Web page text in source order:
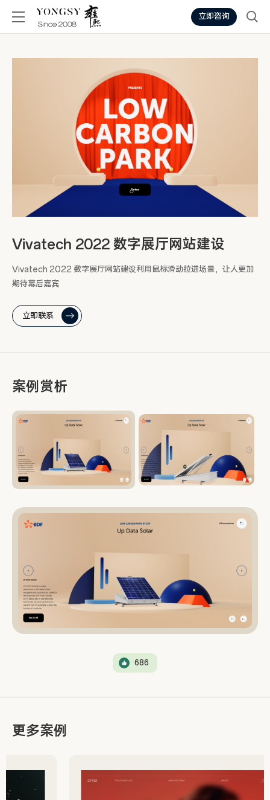
立即咨询
Vivatech 2022 数字展厅网站建设
Vivatech 2022 数字展厅网站建设利用鼠标滑动拉进场景，让人更加
期待幕后嘉宾
立即联系
案例赏析
686
更多案例